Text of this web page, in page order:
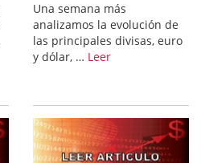
Una semana más
analizamos la evolución de
las principales divisas, euro
y dólar, … Leer